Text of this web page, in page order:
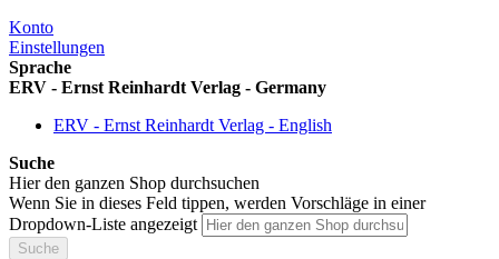
Konto
Einstellungen
Sprache
ERV - Ernst Reinhardt Verlag - Germany
ERV - Ernst Reinhardt Verlag - English
Suche
Hier den ganzen Shop durchsuchen
Wenn Sie in dieses Feld tippen, werden Vorschläge in einer
Dropdown-Liste angezeigt
Suche